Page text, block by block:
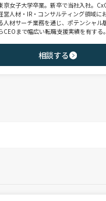
京女子大学卒業。新卒で当社入社。
営人材・IR・コンサルティング領域に
人材サーチ業務を通じ、ポテンシャル
CEOまで幅広い転職支援実績を有する
領域を中心に担当。未経験・ポテンシャル
らミドル・ハイクラス層まで、年代・
相談する